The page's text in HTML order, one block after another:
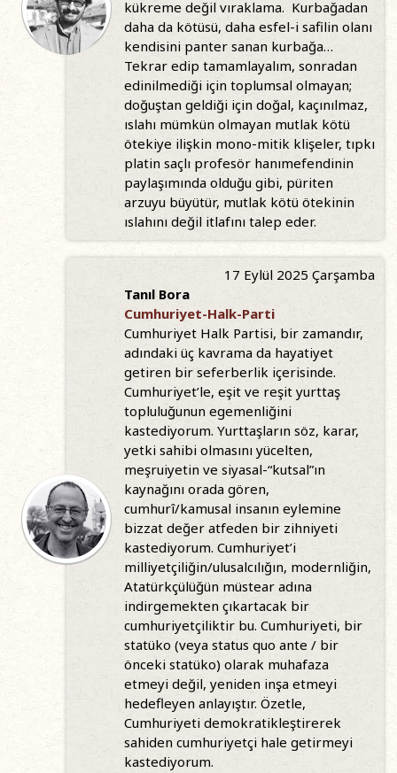
kükreme değil vıraklama. Kurbağadan
daha da kötüsü, daha esfel-i safilin olanı
kendisini panter sanan kurbağa…
Tekrar edip tamamlayalım, sonradan
edinilmediği için toplumsal olmayan;
doğuştan geldiği için doğal, kaçınılmaz,
ıslahı mümkün olmayan mutlak kötü
ötekiye ilişkin mono-mitik klişeler, tıpkı
platin saçlı profesör hanımefendinin
paylaşımında olduğu gibi, püriten
arzuyu büyütür, mutlak kötü ötekinin
ıslahını değil itlafını talep eder.
17 Eylül 2025 Çarşamba
Tanıl Bora
Cumhuriyet-Halk-Parti
Cumhuriyet Halk Partisi, bir zamandır,
adındaki üç kavrama da hayatiyet
getiren bir seferberlik içerisinde.
Cumhuriyet’le, eşit ve reşit yurttaş
topluluğunun egemenliğini
kastediyorum. Yurttaşların söz, karar,
yetki sahibi olmasını yücelten,
meşruiyetin ve siyasal-“kutsal”ın
kaynağını orada gören,
cumhurî/kamusal insanın eylemine
bizzat değer atfeden bir zihniyeti
kastediyorum. Cumhuriyet’i
milliyetçiliğin/ulusalcılığın, modernliğin,
Atatürkçülüğün müstear adına
indirgemekten çıkartacak bir
cumhuriyetçiliktir bu. Cumhuriyeti, bir
statüko (veya status quo ante / bir
önceki statüko) olarak muhafaza
etmeyi değil, yeniden inşa etmeyi
hedefleyen anlayıştır. Özetle,
Cumhuriyeti demokratikleştirerek
sahiden cumhuriyetçi hale getirmeyi
kastediyorum.